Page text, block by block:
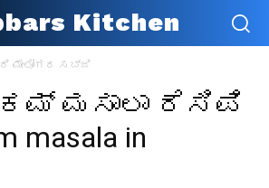
Kitchen
ಮೇಲೋಗರ ಸಬ್ಜಿ
ಮಸಾಲಾ ರೆಸಿಪಿ
masala in